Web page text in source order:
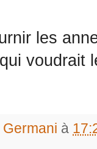
les
voudrait
à